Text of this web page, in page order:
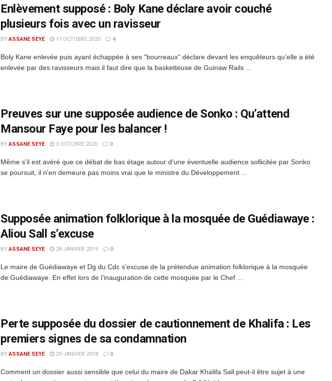
Enlèvement supposé : Boly Kane déclare avoir couché
plusieurs fois avec un ravisseur
BY ASSANE SEYE 17 OCTOBRE 2020 4
Boly Kane enlevée puis ayant échappée à ses "bourreaux" déclare devant les enquêteurs qu'elle a été
enlevée par des ravisseurs mais il faut dire que la basketteuse de Guinaw Rails ...
Preuves sur une supposée audience de Sonko : Qu’attend
Mansour Faye pour les balancer !
BY ASSANE SEYE 3 OCTOBRE 2020 0
Même s'il est avéré que ce débat de bas étage autour d'une éventuelle audience sollicitée par Sonko
se poursuit, il n'en demeure pas moins vrai que le ministre du Développement ...
Supposée animation folklorique à la mosquée de Guédiawaye :
Aliou Sall s’excuse
BY ASSANE SEYE 28 JANVIER 2019 0
Le maire de Guédiawaye et Dg du Cdc s’excuse de la prétendue animation folklorique à la mosquée
de Guédiawaye. En effet lors de l’inauguration de cette mosquée par le Chef ...
Perte supposée du dossier de cautionnement de Khalifa : Les
premiers signes de sa condamnation
BY ASSANE SEYE 29 JANVIER 2018 0
Comment un dossier aussi sensible que celui du maire de Dakar Khalifa Sall peut-il être sujet à une